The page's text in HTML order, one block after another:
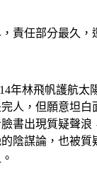
責任部分最久，
年林飛帆護航太
人，但願意坦白
書出現質疑聲浪
陰謀論，也被質